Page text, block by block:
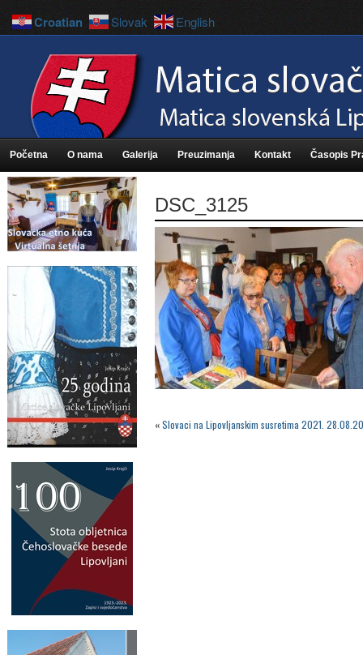
Početna O nama Galerija Preuzimanja Kontakt Časopis
DSC_3125
«Slovaci na Lipovljanskim susretima 2021.
Croatian Slovak English